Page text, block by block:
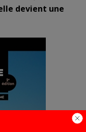
devient une